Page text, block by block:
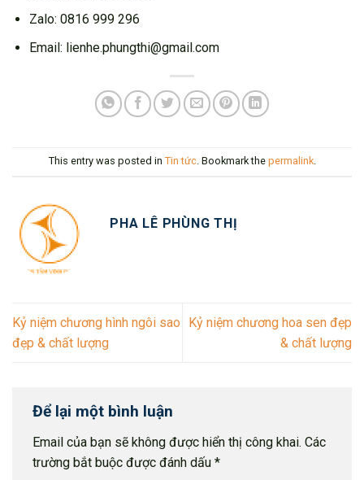
Zalo: 0816 999 296
Email: lienhe.phungthi@gmail.com
This entry was posted in Tin tức. Bookmark the permalink.
PHA LÊ PHÙNG THỊ
Kỷ niệm chương hình ngôi sao
đẹp & chất lượng
Kỷ niệm chương hoa sen đẹp
& chất lượng
Để lại một bình luận
Email của bạn sẽ không được hiển thị công khai. Các
trường bắt buộc được đánh dấu *